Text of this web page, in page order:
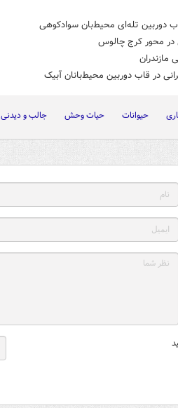
دوربین تله‌ای محیط‌بان سوادکوهی
در محور کرج چالوس
مازندران
در قاب دوربین محیط‌بانان آبیک
حیوانات حیات وحش جالب و دیدنی